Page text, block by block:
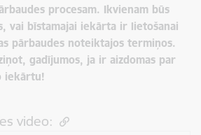
procesam. Ikvienam būs
vai bīstamajai iekārta ir lietošanai
pārbaudes noteiktajos termiņos.
gadījumos, ja ir aizdomas par
iekārtu!
video: